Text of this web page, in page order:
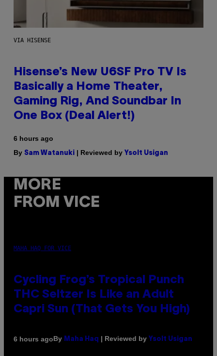
VIA HISENSE
Hisense’s New U6SF Pro TV Is
Basically a Home Theater,
Gaming Rig, And Soundbar In
One Box (Deal Alert!)
6 hours ago
By Sam Watanuki | Reviewed by Ysolt Usigan
MORE
FROM VICE
MAHA HAQ FOR VICE
Cycling Frog’s Tropical Punch
THC Seltzer Is Like an Adult
Capri Sun (That Gets You High)
6 hours agoBy Maha Haq | Reviewed by Ysolt Usigan